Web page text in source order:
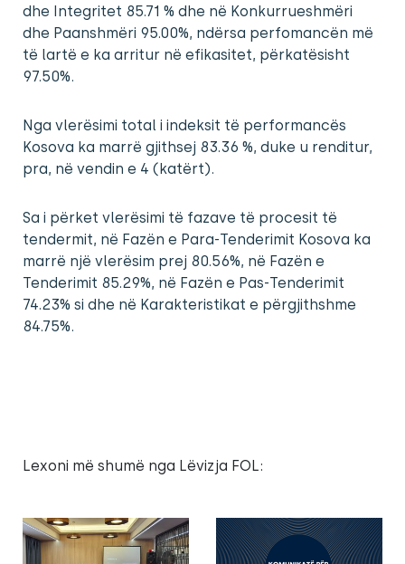
dhe Integritet 85.71 % dhe në Konkurrueshmëri
dhe Paanshmëri 95.00%, ndërsa perfomancën më
të lartë e ka arritur në efikasitet, përkatësisht
97.50%.
Nga vlerësimi total i indeksit të performancës
Kosova ka marrë gjithsej 83.36 %, duke u renditur,
pra, në vendin e 4 (katërt).
Sa i përket vlerësimi të fazave të procesit të
tendermit, në Fazën e Para-Tenderimit Kosova ka
marrë një vlerësim prej 80.56%, në Fazën e
Tenderimit 85.29%, në Fazën e Pas-Tenderimit
74.23% si dhe në Karakteristikat e përgjithshme
84.75%.
Lexoni më shumë nga Lëvizja FOL: